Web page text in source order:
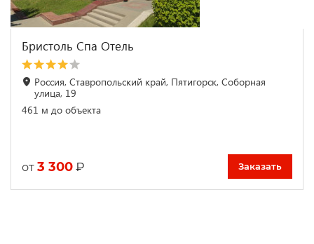
Бристоль Спа Отель
Россия, Ставропольский край, Пятигорск, Соборная
улица, 19
461 м до объекта
от 3 300 ₽ Заказать